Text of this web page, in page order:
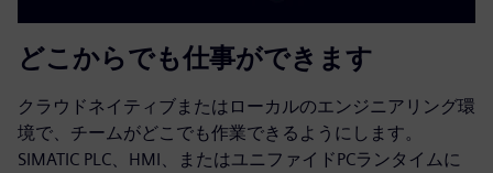
どこからでも仕事ができます
クラウドネイティブまたはローカルのエンジニアリング環
境で、チームがどこでも作業できるようにします。
SIMATIC PLC、HMI、またはユニファイドPCランタイムに